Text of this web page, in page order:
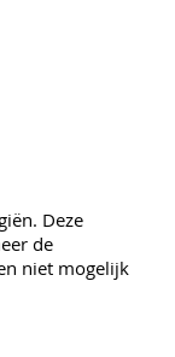
Deze
de
niet mogelijk